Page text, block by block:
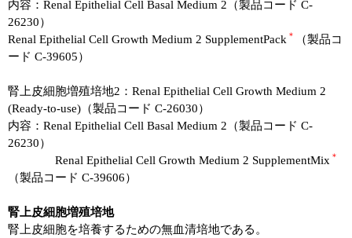
内容：Renal Epithelial Cell Basal Medium 2（製品コード C-
26230）
Renal Epithelial Cell Growth Medium 2 SupplementPack ＊
（製品コ
ード C-39605）
腎上皮細胞増殖培地2：Renal Epithelial Cell Growth Medium 2
(Ready-to-use)（製品コード C-26030）
内容：Renal Epithelial Cell Basal Medium 2（製品コード C-
26230）
Renal Epithelial Cell Growth Medium 2 SupplementMix ＊
（製品コード C-39606）
腎上皮細胞増殖培地
腎上皮細胞を培養するための無血清培地である。